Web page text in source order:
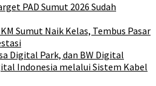
PAD Sumut 2026 Sudah
Sumut Naik Kelas, Tembus Pasar
Digital Park, dan BW Digital
Indonesia melalui Sistem Kabel